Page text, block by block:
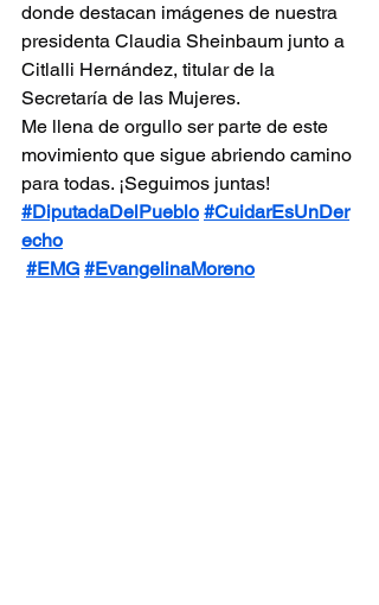
donde destacan imágenes de nuestra
presidenta Claudia Sheinbaum junto a
Citlalli Hernández, titular de la
Secretaría de las Mujeres.
Me llena de orgullo ser parte de este
movimiento que sigue abriendo camino
para todas. ¡Seguimos juntas!
#DiputadaDelPueblo #CuidarEsUnDer
echo
#EMG #EvangelinaMoreno